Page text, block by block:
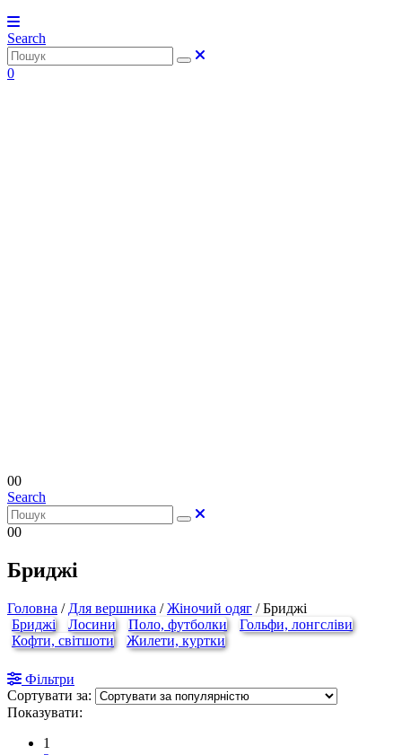
Search
0
00
Search
00
Бриджі
Головна / Для вершника /Жіночий одяг /Бриджі
Бриджі
Лосини Поло, футболки
Гольфи, лонгсліви
Кофти, світшоти
Жилети, куртки
Фільтри
Сортувати за:
Показувати:
1